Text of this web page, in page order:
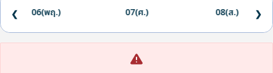
06(พฤ.) 07(ศ.) 08(ส.)
❮ ❯